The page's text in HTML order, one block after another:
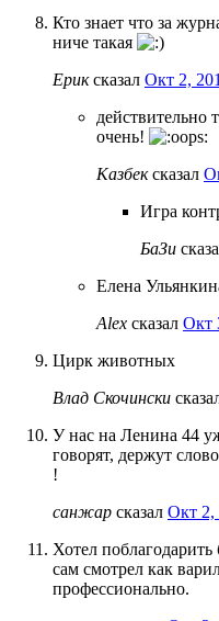
Кто знает что за
ниче такая
Ериксказал Окт 2,
действительно
очень!
Казбексказал
Игра
БаЗи
Елена
Alex сказал Окт
Цирк животных
Влад Скочински
У нас на Ленина 44
говорят, держут
!
санжар сказал Окт 2,
Хотел
сам смотрел как
профессионально.